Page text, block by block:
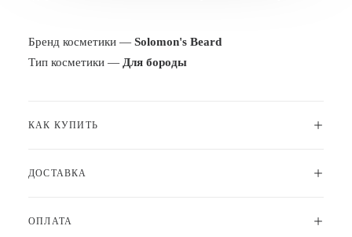
Бренд косметики — Solomon's Beard
Тип косметики — Для бороды
КАК КУПИТЬ
ДОСТАВКА
ОПЛАТА